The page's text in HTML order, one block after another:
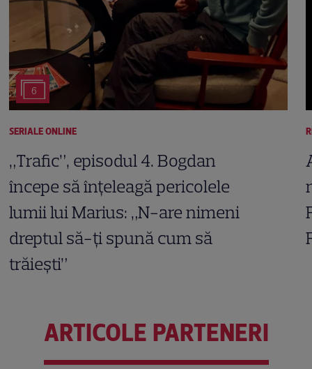
6
SERIALE ONLINE
„Trafic”, episodul 4. Bogdan
începe să înțeleagă pericolele
lumii lui Marius: „N-are nimeni
dreptul să-ți spună cum să
trăiești”
ARTICOLE PARTENERI